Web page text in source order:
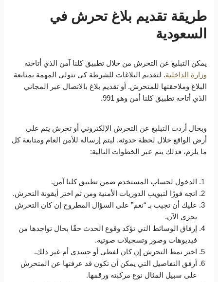
طريقة تقديم بلاغ تحرش في
السعودية
يمكن التبليغ عن التحرش من خلال تطبيق كلنا آمن الذي أتاحته
وزارة الداخلية. لتقديم البلاغات للشرطة كي تتولى المهمة بمتابعة
البلاغ وملاحقتها للمتحرش. أو تقديم بلاغ بالاتصال عبر المجاني
الذي أتاحه تطبيق كلنا أمن وهو 991.
وبحال أردت التبليغ عن التحرش الإلكتروني أو تحرش يتم على
أرض الواقع خلال لحظة حدوثه. ليتم إرساله للأمن العام ومتابعة كل
ما يلزم، فذلك يتم عبر الخطوات التالية:
الدخول لحساب المستخدم ضمن تطبيق كلنا آمن.
اتجه فورًا لتبويب الدوريات الأمنية ومن ثم اختر أيقونة التحرش.
عليك أن تجيب بـ “نعم” على السؤال المطروح إن كان التحرش
يجري الآن.
إرفاق الوسائط التي تؤكد وقوع الحدث حقًا بحال تواجدها من
فيديوهات وصور وتسجيلات صوتية.
اختر نمط التحرش إن كان لفظي أو جسدي أم غير ذلك.
أرفق التفاصيل التي يمكن أن تكون قد عرفتها عن المتحرش
على سبيل المثال نوع مركبته ورقمها.